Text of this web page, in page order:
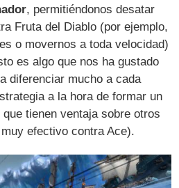
, permitiéndonos desatar
Fruta del Diablo (por ejemplo,
o movernos a toda velocidad)
es algo que nos ha gustado
diferenciar mucho a cada
a la hora de formar un
tienen ventaja sobre otros
efectivo contra Ace).